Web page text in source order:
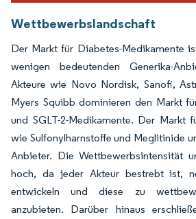
Wettbewerbslandschaft
Der Markt für Diabetes-Medikamente
wenigen bedeutenden Generika-
Akteure wie Novo Nordisk, Sanofi,
Myers Squibb dominieren den Markt
und SGLT-2-Medikamente. Der Markt
wie Sulfonylharnstoffe und Meglitinide
Anbieter. Die Wettbewerbsintensität
hoch, da jeder Akteur bestrebt ist,
entwickeln und diese zu
anzubieten. Darüber hinaus